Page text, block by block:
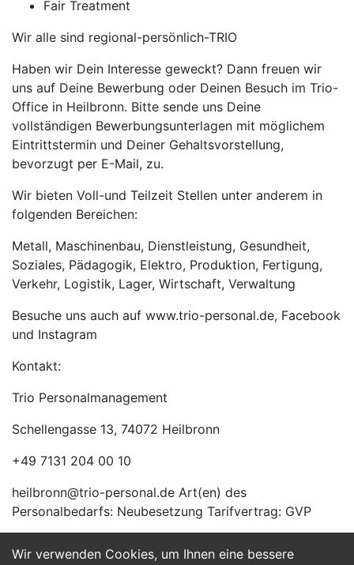
Wir verwenden Cookies, um Ihnen eine bessere
Fair Treatment
Wir alle sind regional-persönlich-TRIO
Haben wir Dein Interesse geweckt? Dann freuen wir
uns auf Deine Bewerbung oder Deinen Besuch im Trio-
Office in Heilbronn. Bitte sende uns Deine
vollständigen Bewerbungsunterlagen mit möglichem
Eintrittstermin und Deiner Gehaltsvorstellung,
bevorzugt per E-Mail, zu.
Wir bieten Voll-und Teilzeit Stellen unter anderem in
folgenden Bereichen:
Metall, Maschinenbau, Dienstleistung, Gesundheit,
Soziales, Pädagogik, Elektro, Produktion, Fertigung,
Verkehr, Logistik, Lager, Wirtschaft, Verwaltung
Besuche uns auch auf www.trio-personal.de, Facebook
und Instagram
Kontakt:
Trio Personalmanagement
Schellengasse 13, 74072 Heilbronn
+49 7131 204 00 10
heilbronn@trio-personal.de Art(en) des
Personalbedarfs: Neubesetzung Tarifvertrag: GVP